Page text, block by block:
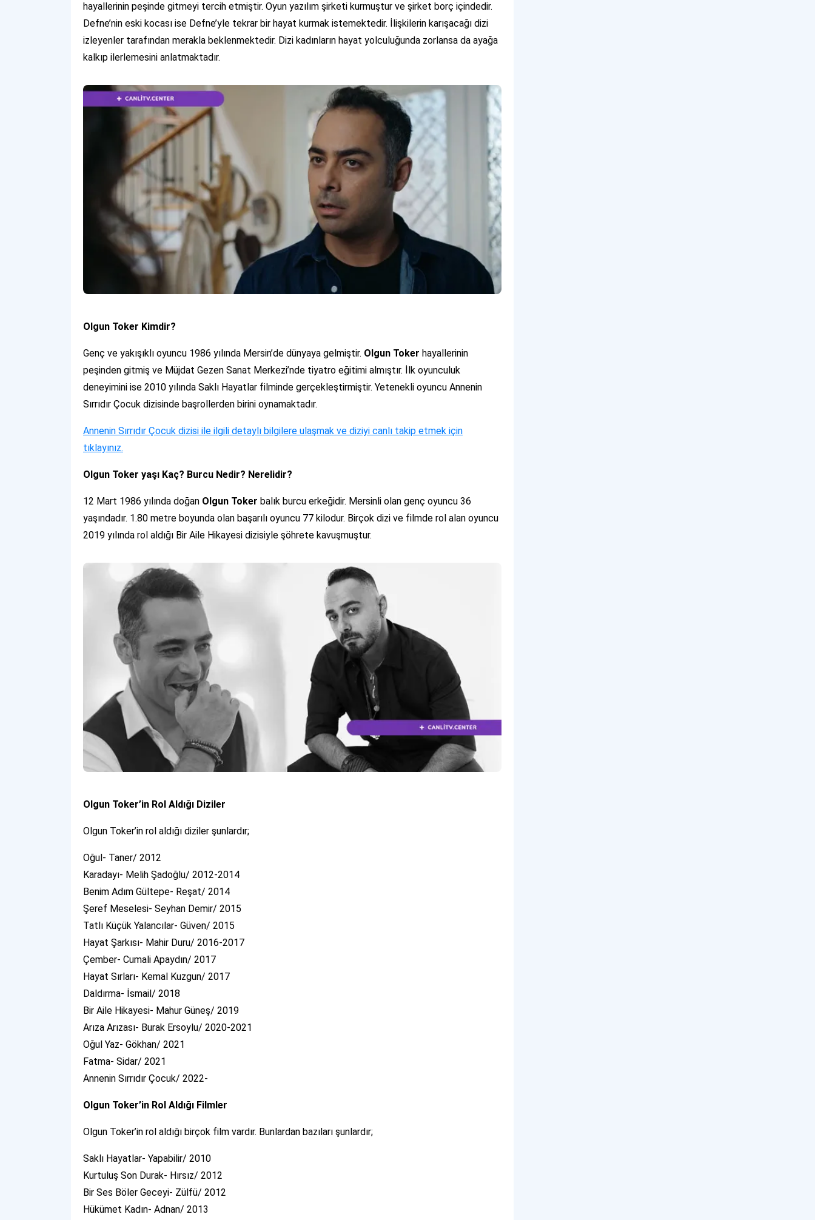
hayallerinin peşinde gitmeyi tercih etmiştir. Oyun yazılım şirketi kurmuştur ve şirket borç içindedir.
Defne’nin eski kocası ise Defne’yle tekrar bir hayat kurmak istemektedir. İlişkilerin karışacağı dizi
izleyenler tarafından merakla beklenmektedir. Dizi kadınların hayat yolculuğunda zorlansa da ayağa
kalkıp ilerlemesini anlatmaktadır.
Olgun Toker Kimdir?
Genç ve yakışıklı oyuncu 1986 yılında Mersin’de dünyaya gelmiştir. Olgun Toker hayallerinin
peşinden gitmiş ve Müjdat Gezen Sanat Merkezi’nde tiyatro eğitimi almıştır. İlk oyunculuk
deneyimini ise 2010 yılında Saklı Hayatlar filminde gerçekleştirmiştir. Yetenekli oyuncu Annenin
Sırrıdır Çocuk dizisinde başrollerden birini oynamaktadır.
Annenin Sırrıdır Çocuk dizisi ile ilgili detaylı bilgilere ulaşmak ve diziyi canlı takip etmek için
tıklayınız.
Olgun Toker yaşı Kaç? Burcu Nedir? Nerelidir?
12 Mart 1986 yılında doğan Olgun Toker balık burcu erkeğidir. Mersinli olan genç oyuncu 36
yaşındadır. 1.80 metre boyunda olan başarılı oyuncu 77 kilodur. Birçok dizi ve filmde rol alan oyuncu
2019 yılında rol aldığı Bir Aile Hikayesi dizisiyle şöhrete kavuşmuştur.
Olgun Toker’in Rol Aldığı Diziler
Olgun Toker’in rol aldığı diziler şunlardır;
Oğul- Taner/ 2012
Karadayı- Melih Şadoğlu/ 2012-2014
Benim Adım Gültepe- Reşat/ 2014
Şeref Meselesi- Seyhan Demir/ 2015
Tatlı Küçük Yalancılar- Güven/ 2015
Hayat Şarkısı- Mahir Duru/ 2016-2017
Çember- Cumali Apaydın/ 2017
Hayat Sırları- Kemal Kuzgun/ 2017
Daldırma- İsmail/ 2018
Bir Aile Hikayesi- Mahur Güneş/ 2019
Arıza Arızası- Burak Ersoylu/ 2020-2021
Oğul Yaz- Gökhan/ 2021
Fatma- Sidar/ 2021
Annenin Sırrıdır Çocuk/ 2022-
Olgun Toker’in Rol Aldığı Filmler
Olgun Toker’in rol aldığı birçok film vardır. Bunlardan bazıları şunlardır;
Saklı Hayatlar- Yapabilir/ 2010
Kurtuluş Son Durak- Hırsız/ 2012
Bir Ses Böler Geceyi- Zülfü/ 2012
Hükümet Kadın- Adnan/ 2013